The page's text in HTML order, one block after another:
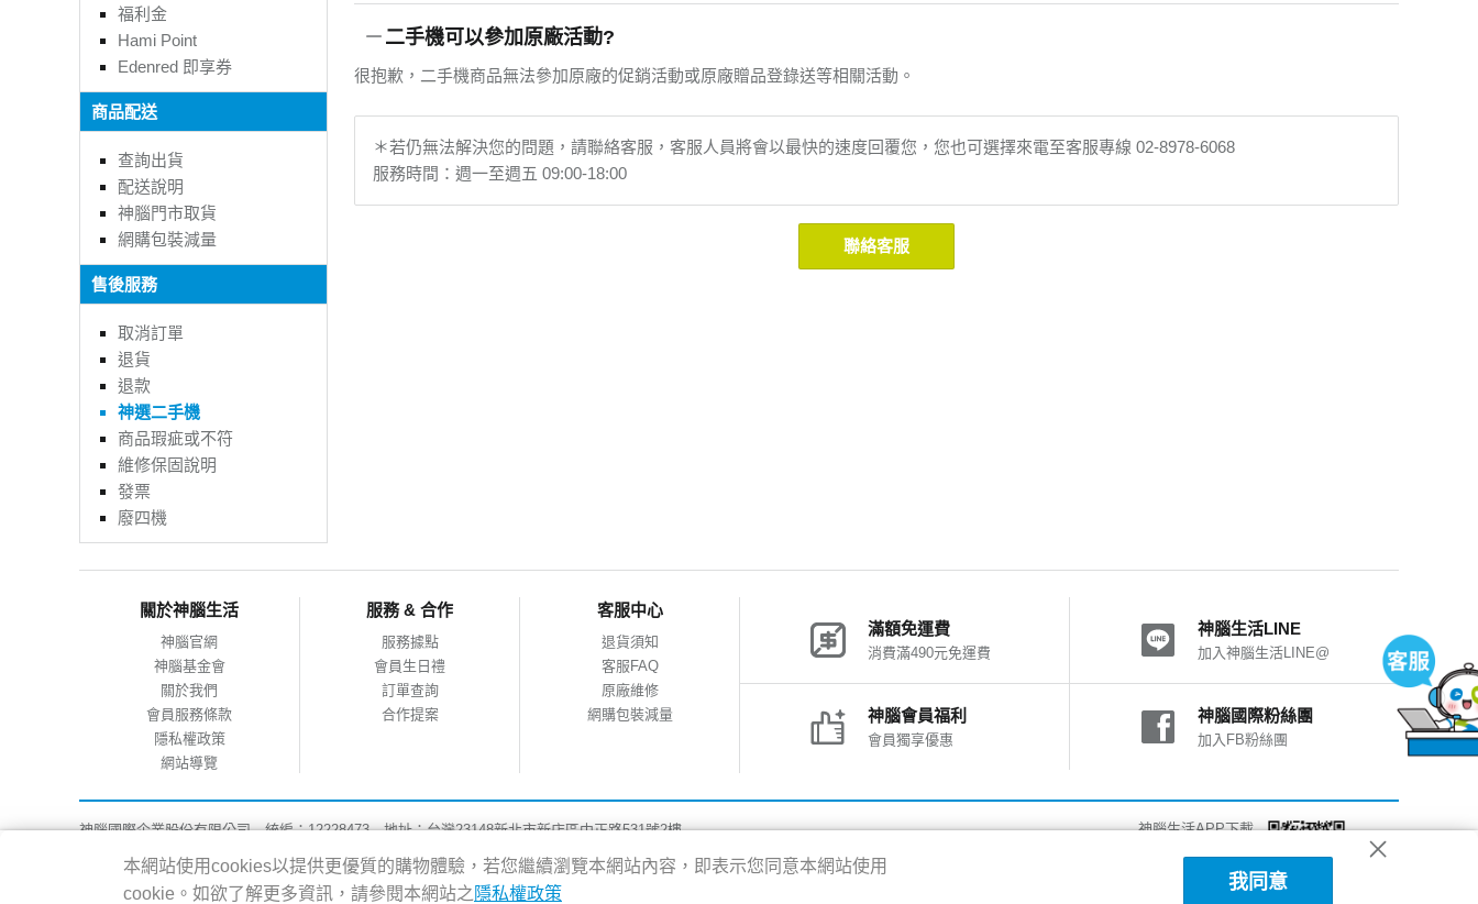
福利金
Hami Point
Edenred 即享券
商品配送
查詢出貨
配送說明
神腦門市取貨
網購包裝減量
售後服務
取消訂單
退貨
退款
神選二手機
商品瑕疵或不符
維修保固說明
發票
廢四機
二手機可以參加原廠活動?
很抱歉，二手機商品無法參加原廠的促銷活動或原廠贈品登錄送等相關活動。
＊若仍無法解決您的問題，請聯絡客服，客服人員將會以最快的速度回覆您，您也可選擇來電至客服專線 02-8978-6068
服務時間：週一至週五 09:00-18:00
聯絡客服
關於神腦生活
神腦官網
神腦基金會
關於我們
會員服務條款
隱私權政策
網站導覽
服務 & 合作
服務據點
會員生日禮
訂單查詢
合作提案
客服中心
退貨須知
客服FAQ
原廠維修
網購包裝減量
滿額免運費
消費滿490元免運費
神腦生活LINE
加入神腦生活LINE@
神腦會員福利
會員獨享優惠
神腦國際粉絲團
加入FB粉絲團
神腦國際企業股份有限公司 統編：12228473 地址：台灣23148新北市新店區中正路531號2樓
Copyright@2016 SENAO INTERNATIONAL CO.,LTD
神腦生活APP下載
本網站使用cookies以提供更優質的購物體驗，若您繼續瀏覽本網站內容，即表示您同意本網站使用
cookie。如欲了解更多資訊，請參閱本網站之 隱私權政策
我同意